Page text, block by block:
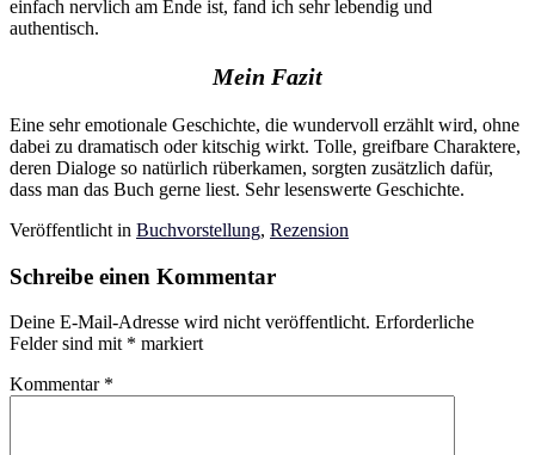
einfach nervlich am Ende ist, fand ich sehr lebendig und
authentisch.
Mein Fazit
Eine sehr emotionale Geschichte, die wundervoll erzählt wird, ohne
dabei zu dramatisch oder kitschig wirkt. Tolle, greifbare Charaktere,
deren Dialoge so natürlich rüberkamen, sorgten zusätzlich dafür,
dass man das Buch gerne liest. Sehr lesenswerte Geschichte.
Veröffentlicht in Buchvorstellung, Rezension
Schreibe einen Kommentar
Deine E-Mail-Adresse wird nicht veröffentlicht. Erforderliche
Felder sind mit * markiert
Kommentar *